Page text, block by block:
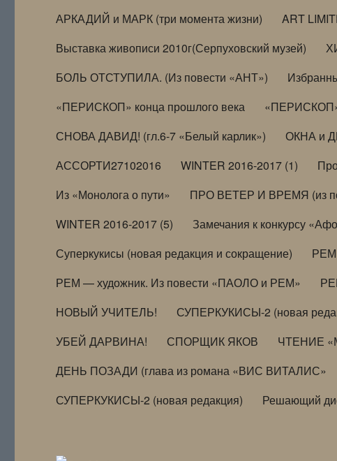
АРКАДИЙ и МАРК (три момента жизни)
ART
Выставка живописи 2010г(Серпуховский музей)
БОЛЬ ОТСТУПИЛА. (Из повести «АНТ»)
«ПЕРИСКОП» конца прошлого века
«ПЕРИСКОП»
СНОВА ДАВИД! (гл.6-7 «Белый карлик»)
ОКНА и
АССОРТИ27102016
WINTER 2016-2017 (1)
Из «Монолога о пути»
ПРО ВЕТЕР И ВРЕМЯ (из
WINTER 2016-2017 (5)
Замечания к конкурсу
Суперкукисы (новая редакция и сокращение)
РЕМ
РЕМ — художник. Из повести «ПАОЛО и РЕМ»
НОВЫЙ УЧИТЕЛЬ!
СУПЕРКУКИСЫ-2 (новая
УБЕЙ ДАРВИНА!
СПОРЩИК ЯКОВ ЧТЕНИЕ
ДЕНЬ ПОЗАДИ (глава из романа «ВИС ВИТАЛИС»
СУПЕРКУКИСЫ-2 (новая редакция)
Решающий